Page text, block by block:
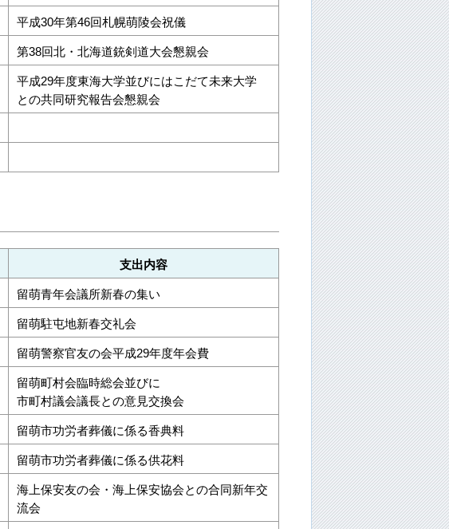
平成30年第46回札幌萌陵会祝儀
第38回北・北海道銃剣道大会懇親会
平成29年度東海大学並びにはこだて未来大学
との共同研究報告会懇親会
支出内容
留萌青年会議所新春の集い
留萌駐屯地新春交礼会
留萌警察官友の会平成29年度年会費
留萌町村会臨時総会並びに
市町村議会議長との意見交換会
留萌市功労者葬儀に係る香典料
留萌市功労者葬儀に係る供花料
海上保安友の会・海上保安協会との合同新年交
流会